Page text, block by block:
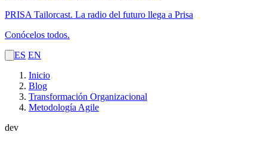
PRISA Tailorcast. La radio del futuro llega a Prisa
Conócelos todos.
ES EN
Inicio
Blog
Transformación Organizacional
Metodología Agile
dev